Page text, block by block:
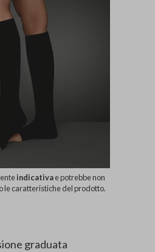
indicativae potrebbe non
le caratteristiche del prodotto.
graduata